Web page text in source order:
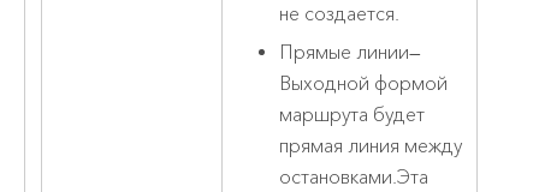
не создается.
Прямые линии—
Выходной формой
маршрута будет
прямая линия между
остановками.Эта